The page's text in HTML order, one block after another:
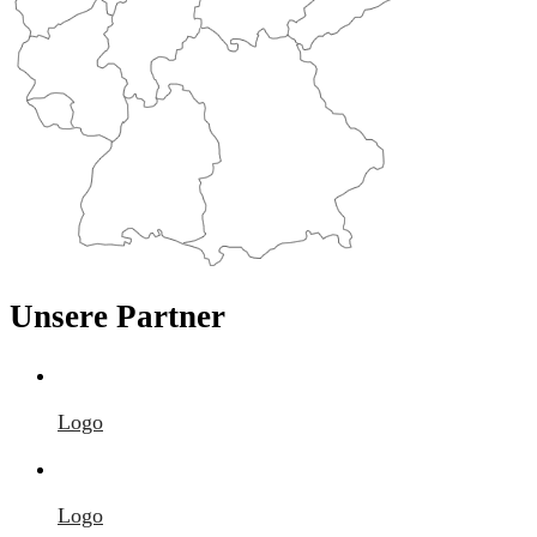
Unsere Partner
Logo
Logo